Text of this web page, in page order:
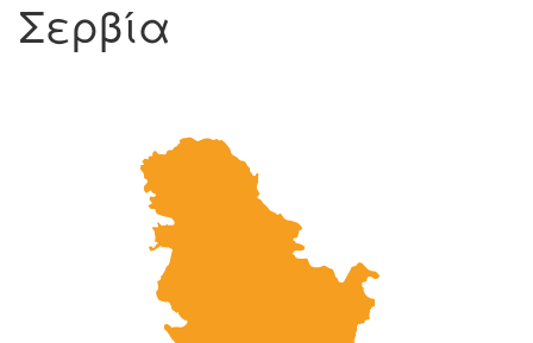
Italiano
Hrvatski
Shqip
Српски језик
Македонски јазик
Português
Σερβία